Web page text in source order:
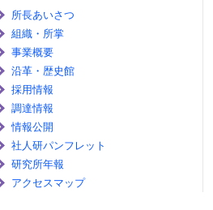
所長あいさつ
組織・所掌
事業概要
沿革・歴史館
採用情報
調達情報
情報公開
社人研パンフレット
研究所年報
アクセスマップ